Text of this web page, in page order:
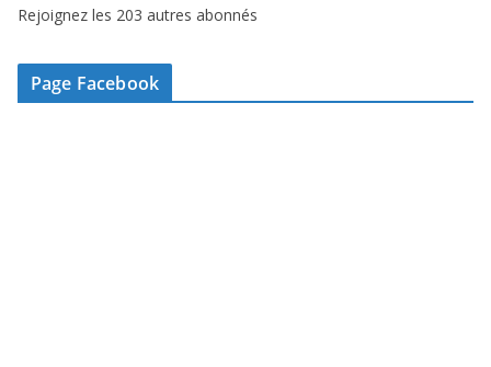
e
-
m
Rejoignez les 203 autres abonnés
Page Facebook